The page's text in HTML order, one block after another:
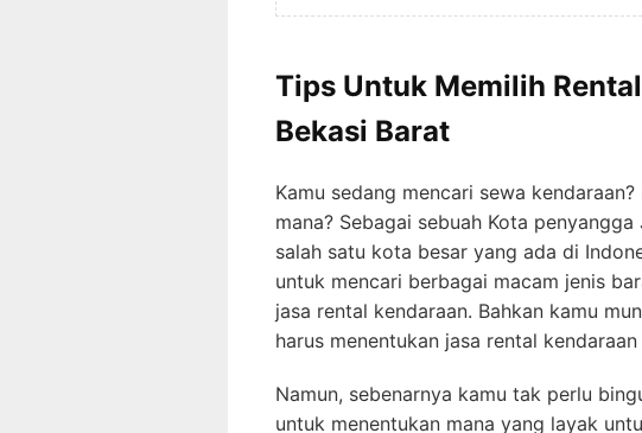
Tips Untuk Memilih
Bekasi Barat
Kamu sedang mencari sewa
mana? Sebagai sebuah Kota
salah satu kota besar yang ada di
untuk mencari berbagai macam jenis
jasa rental kendaraan. Bahkan kamu
harus menentukan jasa rental
Namun, sebenarnya kamu tak perlu
untuk menentukan mana yang layak